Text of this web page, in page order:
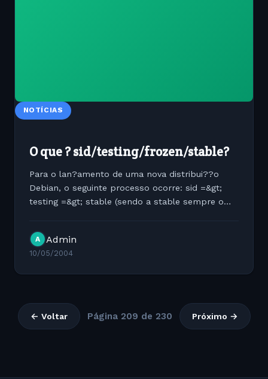
NOTÍCIAS
O que ? sid/testing/frozen/stable?
Para o lan?amento de uma nova distribui??o
Debian, o seguinte processo ocorre: sid =&gt;
testing =&gt; stable (sendo a stable sempre o
distribui??o Debian, ela...
A Admin
10/05/2004
← Voltar Página 209 de 230 Próximo →